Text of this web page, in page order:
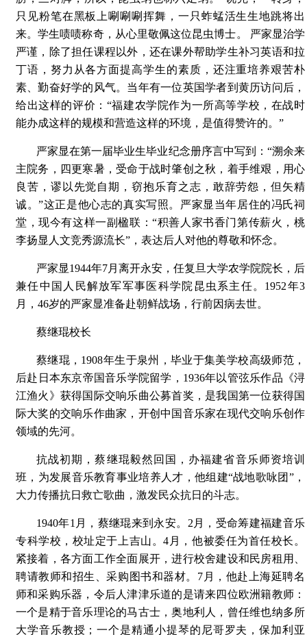
只见粉笔在黑板上唰唰唰挥舞，一只蚱蜢活生生地跳将出
来。学生啧啧称奇，从心里敬佩这位昆虫博士。 严家显治学
严谨，除了担任课程以外，还在课外帮助学生补习英语和拉
丁语，努力从各方面提高学生的素质，还注重培养艰苦朴
素、勤奋好学的风气。当年有一位英国学者到黄历访问后，
给出这样的评价：“福建农学院作为一所高等学校，在战时
能办成这样的规模和营造这样的环境，是值得赞许的。”
严家显在第一届毕业生毕业纪念册序言中写到：“溯余来
主院务，四更寒暑，受命于战时肇创之秋，着手维艰，用心
良苦，谬以先觉自期，窃抱乐育之志，敢辞劳怨，但矢精
诚。”这正是他心志的真实写照。严家显当年居住的冯氏祠
堂，现今有这样一副楹联：“积善人家书香门第传薪火，桃
李扬显人文竞秀源流长”，表达后人对他的尊敬和怀念。
严家显1944年7月离开永安，任复旦大学农学院院长，后
兼任中国人民解放军军事医科学院昆虫系主任。1952年3
月，46岁的严家显准备赴朝鲜战场，行前因病去世。
蔡继琨校长
蔡继琨，1908年生于泉州，毕业于集美学校高级师范，
后赴日本东京帝国音乐学院留学，1936年以管弦乐作品《浔
江渔火》获得国际交响乐曲公募首奖，是我国第一位获得国
际大奖的交响乐作曲家，开创中国音乐家在现代交响乐创作
领域的先河。
抗战初期，蔡继琨毅然回国，办福建省音乐师资培训
班，为发展音乐教育事业培养人才，他组建“战地歌咏团”，
大力传播抗日救亡歌曲，激发民众抗日的斗志。
1940年1月，蔡继琨来到永安。2月，受命筹建福建音乐
专科学校，校址定于上吉山。4月，他被委任为首任校长。
紧接着，各方面工作全面展开，进行校舍建设和民房租用、
聘请教师和招生、采购图书和器材。7月，他赴上海延聘名
师和采购乐器，令后人津津乐道的是请来四位欧洲籍教师：
一个是精于音乐理论的马古士，奥地利人，曾任维也纳多所
大学音乐教授；一个是精通小提琴的尼哥罗夫，保加利亚